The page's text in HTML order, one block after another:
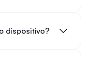
dispositivo?